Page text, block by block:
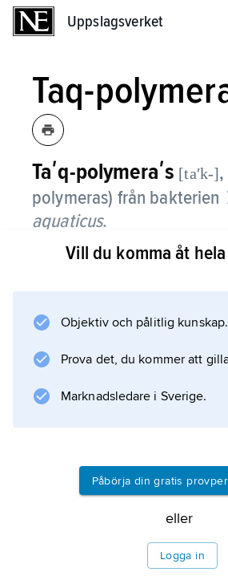
Uppslagsverket
Taq-
Taʹq-polymeraʹs [taʹk-],
polymeras) från bakterien
aquaticus.
Det deltar i syntesen av DNA.
) med vilken mängden av ett
på att Taq-polymeras, till
enzymer, inte förstörs vid den
värmebehandling som ingår i
Information om artikeln
Vill du komma åt
Objektiv och pålitlig kunskap.
Prova det, du kommer att
Marknadsledare i Sverige.
Påbörja din gratis
eller
Logga in